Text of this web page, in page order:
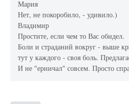
Мария
Нет, не покоробило, - удивило.)
Владимир
Простите, если чем то Вас обидел.
Боли и страданий вокруг - выше
тут у каждого - своя боль.
И не "ерничал" совсем. Просто